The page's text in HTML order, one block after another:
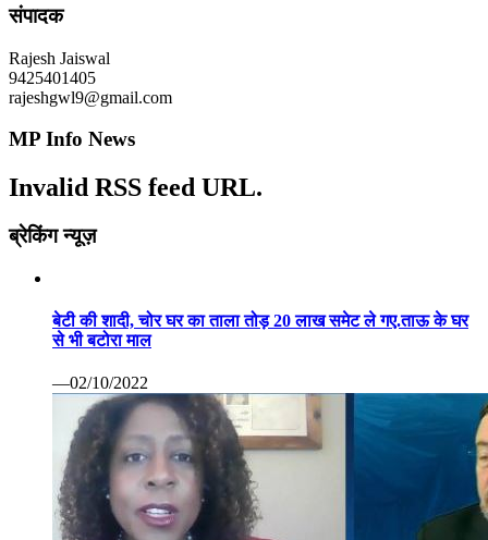
संपादक
Rajesh Jaiswal
9425401405
rajeshgwl9@gmail.com
MP Info News
Invalid RSS feed URL.
ब्रेकिंग न्यूज़
बेटी की शादी, चोर घर का ताला तोड़ 20 लाख समेट ले गए.ताऊ के घर
से भी बटोरा माल
—02/10/2022